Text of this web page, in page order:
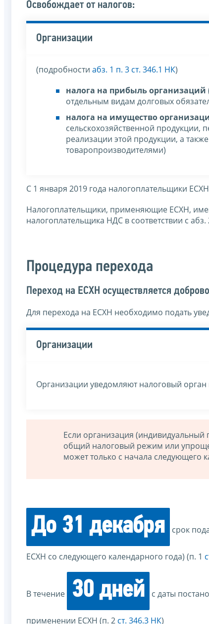
Освобождает от налогов:
Организации
(подробности абз. 1 п. 3 ст. 346.1 НК)
налога на прибыль организаций
отдельным видам долговых
налога на имущество
сельскохозяйственной
реализации этой продукции, а
товаропроизводителями)
С 1 января 2019 года налогоплательщики
Налогоплательщики, применяющие ЕСХН,
налогоплательщика НДС в соответствии с абз.
Процедура перехода
Переход на ЕСХН осуществляется
Для перехода на ЕСХН необходимо подать
Организации
Организации уведомляют налоговый
Если организация (индивидуальный
общий налоговый режим или
может только с начала следующего
До 31 декабря срок
ЕСХН со следующего календарного года) (п. 1
В течение 30 дней с даты
применении ЕСХН (п. 2 ст. 346.3 НК)